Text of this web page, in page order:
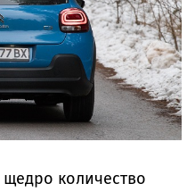
количество